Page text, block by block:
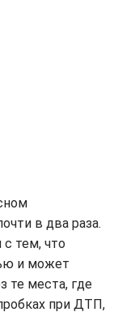
в два раза.
тем, что
и может
те места, где
при ДТП,